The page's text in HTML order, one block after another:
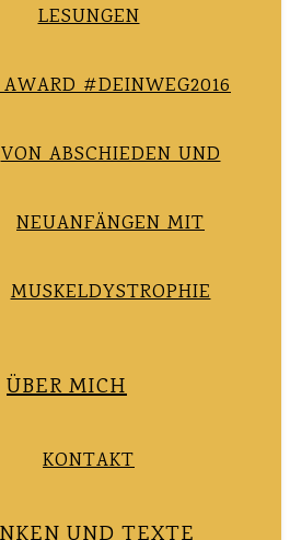
LESUNGEN
AWARD #DEINWEG2016
VON ABSCHIEDEN UND
NEUANFÄNGEN MIT
MUSKELDYSTROPHIE
ÜBER MICH
KONTAKT